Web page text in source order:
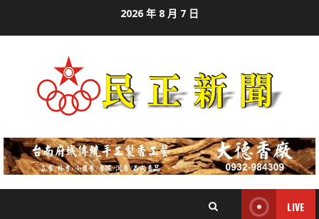
2026 年 8 月 7 日
LIVE